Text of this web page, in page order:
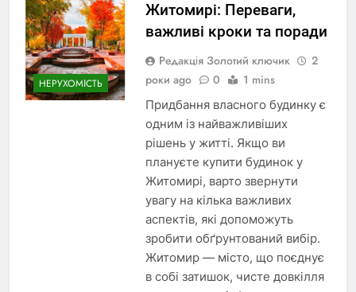
НЕРУХОМІСТЬ
Житомирі: Переваги,
важливі кроки та поради
Редакція Золотий ключик
2
роки ago
0 1 mins
Придбання власного будинку є
одним із найважливіших
рішень у житті. Якщо ви
плануєте купити будинок у
Житомирі, варто звернути
увагу на кілька важливих
аспектів, які допоможуть
зробити обґрунтований вибір.
Житомир — місто, що поєднує
в собі затишок, чисте довкілля